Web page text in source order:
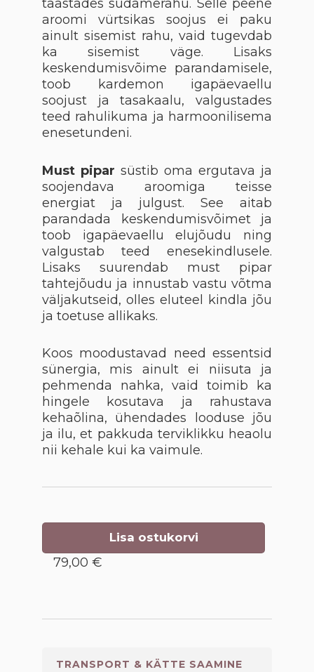
taastades südamerahu. Selle peene
aroomi vürtsikas soojus ei paku
ainult sisemist rahu, vaid tugevdab
ka sisemist väge. Lisaks
keskendumisvõime parandamisele,
toob kardemon igapäevaellu
soojust ja tasakaalu, valgustades
teed rahulikuma ja harmoonilisema
enesetundeni.
Must pipar süstib oma ergutava ja
soojendava aroomiga teisse
energiat ja julgust. See aitab
parandada keskendumisvõimet ja
toob igapäevaellu elujõudu ning
valgustab teed enesekindlusele.
Lisaks suurendab must pipar
tahtejõudu ja innustab vastu võtma
väljakutseid, olles eluteel kindla jõu
ja toetuse allikaks.
Koos moodustavad need essentsid
sünergia, mis ainult ei niisuta ja
pehmenda nahka, vaid toimib ka
hingele kosutava ja rahustava
kehaõlina, ühendades looduse jõu
ja ilu, et pakkuda terviklikku heaolu
nii kehale kui ka vaimule.
Lisa ostukorvi
79,00 €
TRANSPORT & KÄTTE SAAMINE